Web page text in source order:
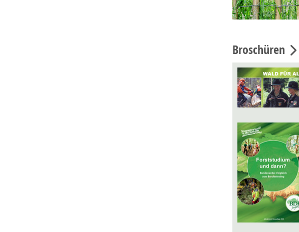
Broschüren